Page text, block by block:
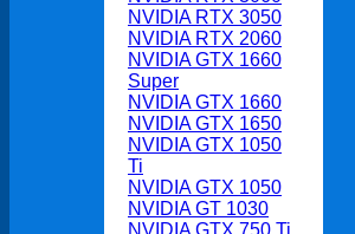
NVIDIA RTX 3050
NVIDIA RTX 2060
NVIDIA GTX 1660
Super
NVIDIA GTX 1660
NVIDIA GTX 1650
NVIDIA GTX 1050
Ti
NVIDIA GTX 1050
NVIDIA GT 1030
NVIDIA GTX 750 Ti